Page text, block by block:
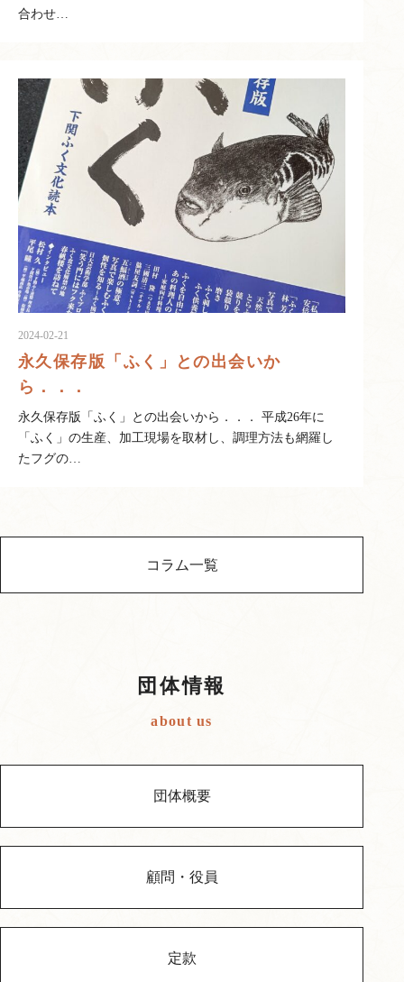
合わせ…
2024-02-21
永久保存版「ふく」との出会いか
ら．．．
永久保存版「ふく」との出会いから．．． 平成26年に
「ふく」の生産、加工現場を取材し、調理方法も網羅し
たフグの…
コラム一覧
団体情報
about us
団体概要
顧問・役員
定款